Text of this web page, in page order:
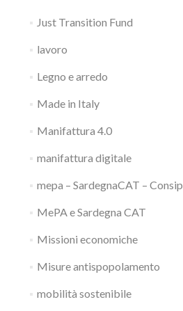
Just Transition Fund
lavoro
Legno e arredo
Made in Italy
Manifattura 4.0
manifattura digitale
mepa – SardegnaCAT – Consip
MePA e Sardegna CAT
Missioni economiche
Misure antispopolamento
mobilità sostenibile